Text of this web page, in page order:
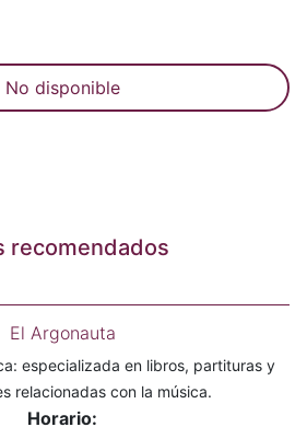
No disponible
recomendados
El Argonauta
especializada en libros, partituras y
relacionadas con la música.
Horario: